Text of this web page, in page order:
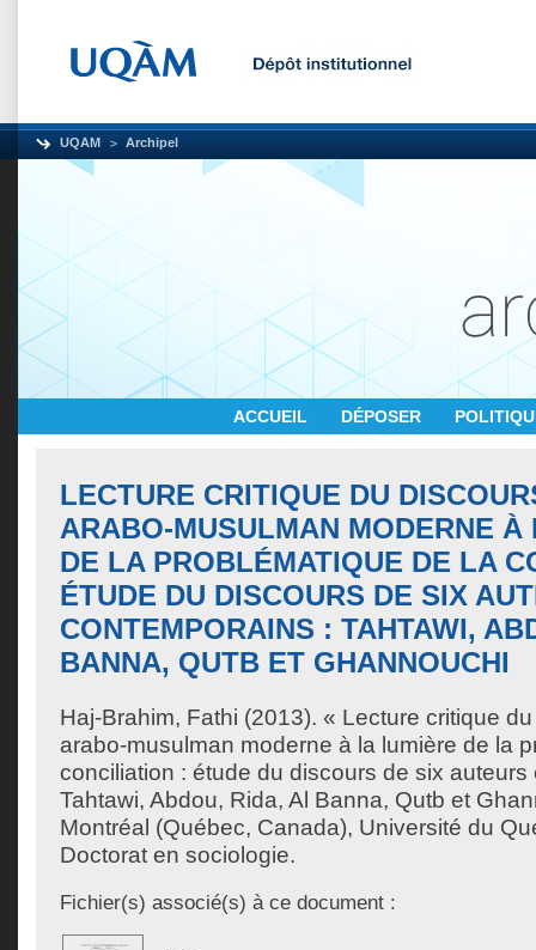
UQAM Archipel
ACCUEIL DÉPOSER
LECTURE CRITIQUE DU
ARABO-MUSULMAN MODERNE À
DE LA PROBLÉMATIQUE DE LA
ÉTUDE DU DISCOURS DE SIX
CONTEMPORAINS : TAHTAWI,
BANNA, QUTB ET GHANNOUCHI
Haj-Brahim, Fathi (2013). « Lecture critique
arabo-musulman moderne à la lumière de la
conciliation : étude du discours de six auteurs
Tahtawi, Abdou, Rida, Al Banna, Qutb et
Montréal (Québec, Canada), Université du
Doctorat en sociologie.
Fichier(s) associé(s) à ce document :